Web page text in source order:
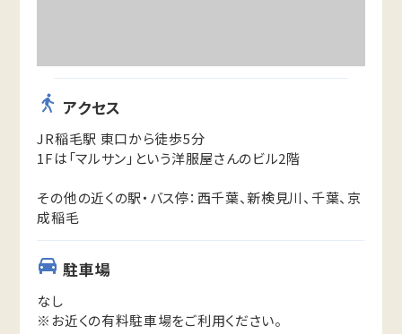
アクセス
JR稲毛駅 東口から徒歩5分
1Fは「マルサン」という洋服屋さんのビル2階
その他の近くの駅・バス停：西千葉、新検見川、千葉、京
成稲毛
駐車場
なし
※お近くの有料駐車場をご利用ください。